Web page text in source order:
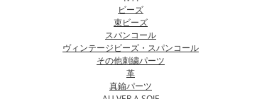
ビーズ
束ビーズ
スパンコール
ヴィンテージビーズ・スパンコール
その他刺繍パーツ
革
真鍮パーツ